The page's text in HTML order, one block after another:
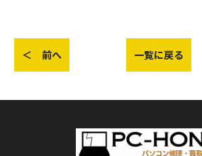
＜ 前へ 一覧に戻る